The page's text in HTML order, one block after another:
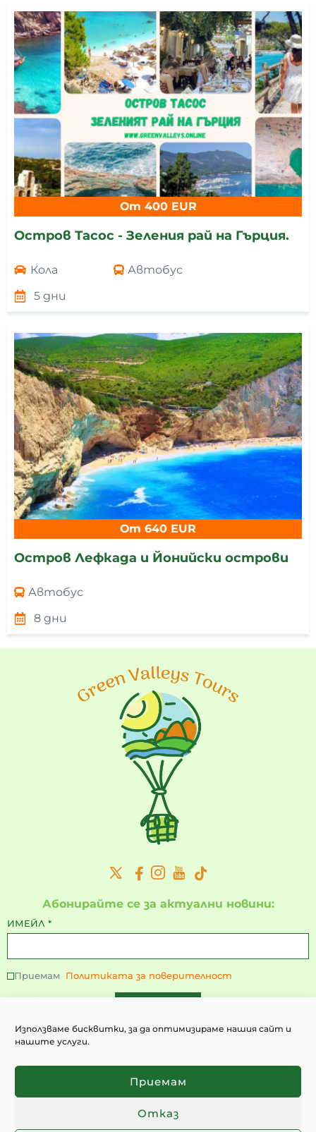
Използваме бисквитки, за да оптимизираме нашия сайт и
нашите услуги.
Приемам
Отказ
От 400 EUR
Остров Тасос - Зеления рай на Гърция.
Кола
Автобус
5 дни
От 640 EUR
Остров Лефкада и Йонийски острови
Автобус
8 дни
Контакти:
+359 897 227 481
office@greenvalleys.online
Абонирайте се за актуални новини:
ИМЕЙЛ *
Приемам Политиката за поверителност